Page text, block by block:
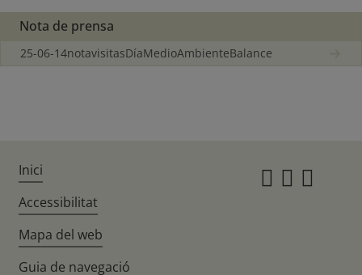
Nota de prensa
25-06-14notavisitasDíaMedioAmbienteBalance
Inici
Accessibilitat
Mapa del web
Guia de navegació